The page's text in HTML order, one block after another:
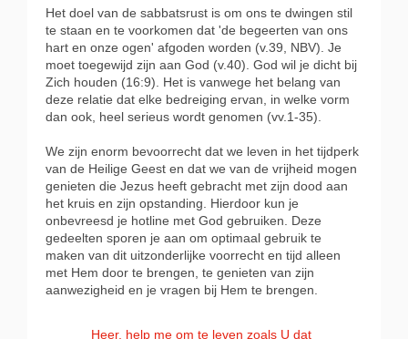
Het doel van de sabbatsrust is om ons te dwingen stil
te staan en te voorkomen dat 'de begeerten van ons
hart en onze ogen' afgoden worden (v.39, NBV). Je
moet toegewijd zijn aan God (v.40). God wil je dicht bij
Zich houden (16:9). Het is vanwege het belang van
deze relatie dat elke bedreiging ervan, in welke vorm
dan ook, heel serieus wordt genomen (vv.1-35).
We zijn enorm bevoorrecht dat we leven in het tijdperk
van de Heilige Geest en dat we van de vrijheid mogen
genieten die Jezus heeft gebracht met zijn dood aan
het kruis en zijn opstanding. Hierdoor kun je
onbevreesd je hotline met God gebruiken. Deze
gedeelten sporen je aan om optimaal gebruik te
maken van dit uitzonderlijke voorrecht en tijd alleen
met Hem door te brengen, te genieten van zijn
aanwezigheid en je vragen bij Hem te brengen.
Heer, help me om te leven zoals U dat